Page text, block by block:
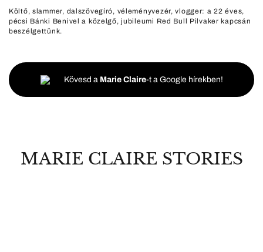
Költő, slammer, dalszövegíró, véleményvezér, vlogger: a 22 éves,
pécsi Bánki Benivel a közelgő, jubileumi Red Bull Pilvaker kapcsán
beszélgettünk.
Kövesd a Marie Claire-t a Google hírekben!
MARIE CLAIRE STORIES